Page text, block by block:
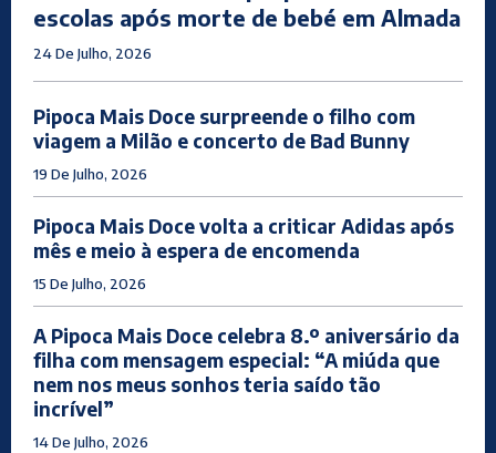
escolas após morte de bebé em Almada
24 De Julho, 2026
Pipoca Mais Doce surpreende o filho com
viagem a Milão e concerto de Bad Bunny
19 De Julho, 2026
Pipoca Mais Doce volta a criticar Adidas após
mês e meio à espera de encomenda
15 De Julho, 2026
A Pipoca Mais Doce celebra 8.º aniversário da
filha com mensagem especial: “A miúda que
nem nos meus sonhos teria saído tão
incrível”
14 De Julho, 2026